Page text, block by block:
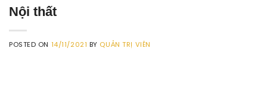
Nội thất
POSTED ON 14/11/2021 BY QUẢN TRỊ VIÊN